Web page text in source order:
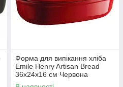
Форма для випікання хліба
Emile Henry Artisan Bread
36х24х16 см Червона
(345501)